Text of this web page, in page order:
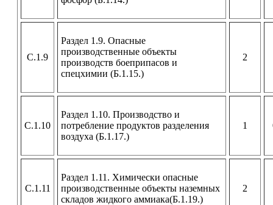
С.1.9
Раздел 1.9. Опасные
производственные объекты
производств боеприпасов и
спецхимии (Б.1.15.)
2
С.1.10
Раздел 1.10. Производство и
потребление продуктов разделения
воздуха (Б.1.17.)
1
С.1.11
Раздел 1.11. Химически опасные
производственные объекты наземных
складов жидкого аммиака(Б.1.19.)
2